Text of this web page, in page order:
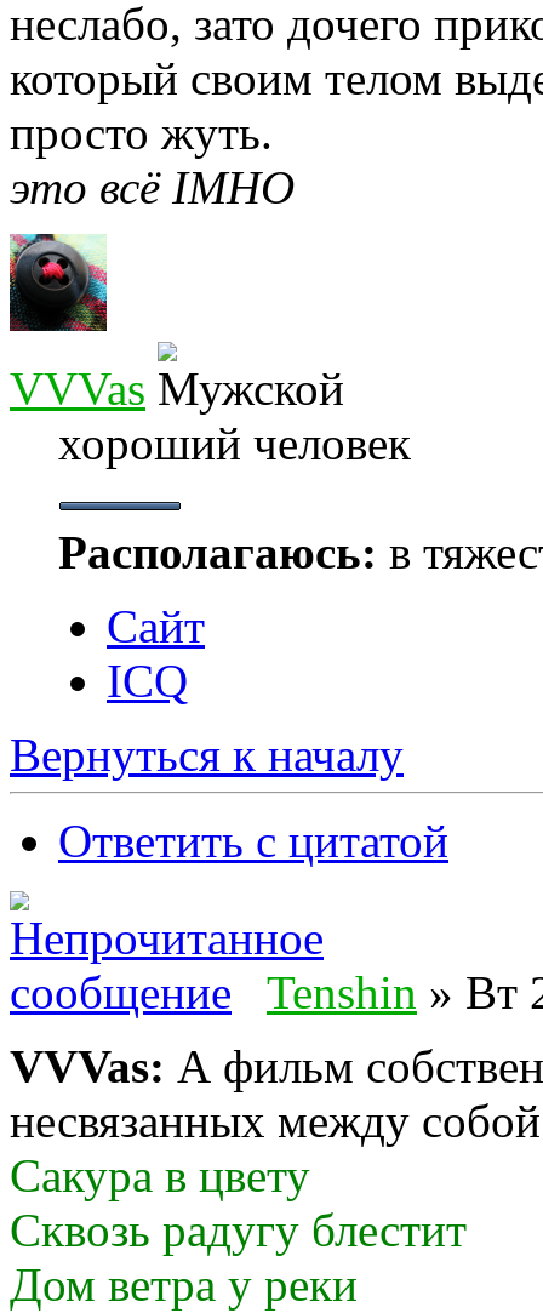
неслабо, зато дочего
который своим телом
просто жуть.
это всё IMHO
VVVas
хороший человек
Располагаюсь: в
Сайт
ICQ
Вернуться к началу
Ответить с цитатой
Tenshin » Вт
VVVas: А фильм
несвязанных между
Сакура в цвету
Сквозь радугу блестит
Дом ветра у реки